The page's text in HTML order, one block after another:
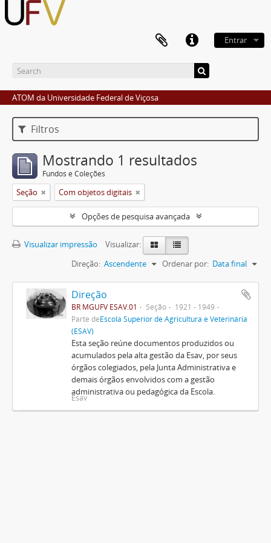
Entrar
ATOM da Universidade Federal de Viçosa
Filtros
Mostrando 1 resultados
Fundos e Coleções
Seção Com objetos digitais
Opções de pesquisa avançada
Visualizar impressão
Visualizar:
Ordenar por: Data final
Direção: Ascendente
Direção
BR MGUFV ESAV.01 Seção
1921 - 1949
Parte deEscola Superior de Agricultura e Veterinária
(ESAV)
Esta seção reúne documentos produzidos ou
acumulados pela alta gestão da Esav, por seus
órgãos colegiados, pela Junta Administrativa e
demais órgãos envolvidos com a gestão
administrativa ou pedagógica da Escola.
Esav